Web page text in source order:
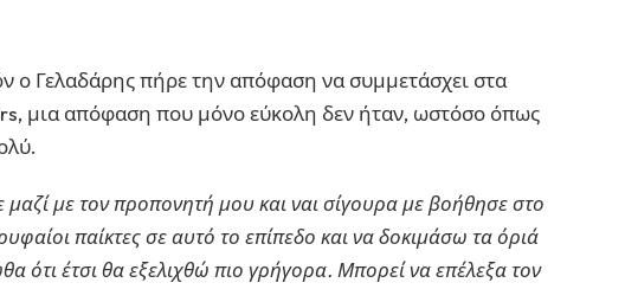
ο Γελαδάρης πήρε την απόφαση να συμμετάσχει στα
μια απόφαση που μόνο εύκολη δεν ήταν, ωστόσο όπως
με τον προπονητή μου και ναι σίγουρα με βοήθησε στο
παίκτες σε αυτό το επίπεδο και να δοκιμάσω τα όριά
ότι έτσι θα εξελιχθώ πιο γρήγορα. Μπορεί να επέλεξα τον